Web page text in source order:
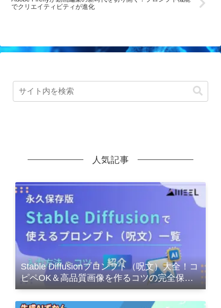
でクリエイティビティが進化
人気記事
Stable Diffusionプロンプト（呪文）大全！コ
ピペOK＆高品質画像を作るコツの完全保存
版